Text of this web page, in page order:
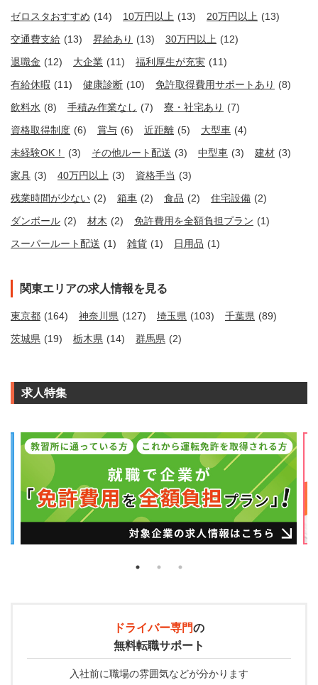
ゼロスタおすすめ (14) 10万円以上 (13) 20万円以上 (13)
交通費支給 (13) 昇給あり (13) 30万円以上 (12)
退職金 (12) 大企業 (11) 福利厚生が充実 (11)
有給休暇 (11) 健康診断 (10) 免許取得費用サポートあり (8)
飲料水 (8) 手積み作業なし (7) 寮・社宅あり (7)
資格取得制度 (6) 賞与 (6) 近距離 (5) 大型車 (4)
未経験OK！
(3) その他ルート配送 (3) 中型車 (3) 建材 (3)
家具 (3) 40万円以上 (3) 資格手当 (3)
残業時間が少ない (2) 箱車 (2) 食品 (2) 住宅設備 (2)
ダンボール (2) 材木 (2) 免許費用を全額負担プラン (1)
スーパールート配送 (1) 雑貨 (1) 日用品 (1)
関東エリアの求人情報を見る
東京都 (164) 神奈川県 (127) 埼玉県 (103) 千葉県 (89)
茨城県 (19) 栃木県 (14) 群馬県 (2)
求人特集
ドライバー専門の
無料転職サポート
入社前に職場の雰囲気などが分かります